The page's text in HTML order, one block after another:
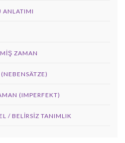
ANLATIMI
ZAMAN
(IMPERFEKT)
/ BELIRSIZ TANIMLIK